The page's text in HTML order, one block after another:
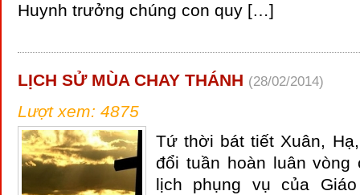
Huynh trưởng chúng con quy […]
LỊCH SỬ MÙA CHAY THÁNH (28/02/2014)
Lượt xem: 4875
Tứ thời bát tiết Xuân,
đổi tuần hoàn luân vòng
lịch phụng vụ của